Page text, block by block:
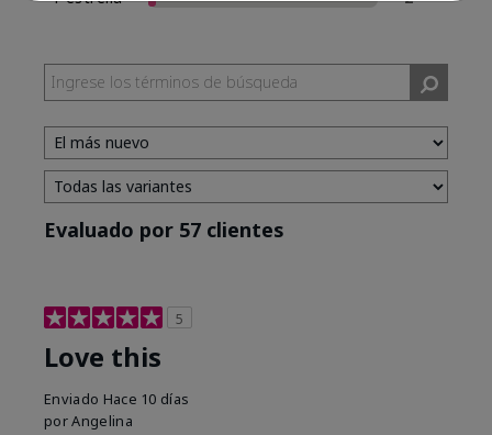
Evaluado por 57 clientes
5
Love this
Enviado Hace 10 días
porAngelina